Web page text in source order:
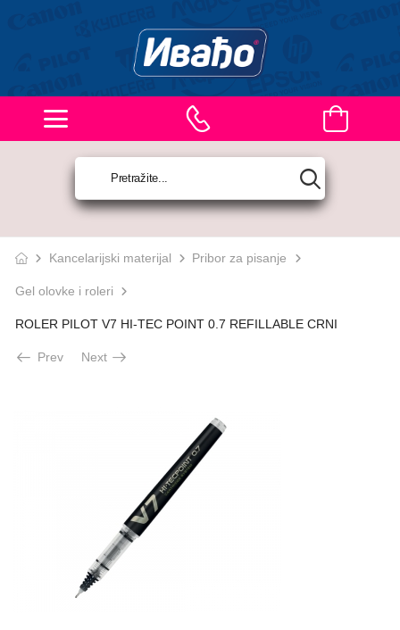
Kancelarijski materijal Pribor za pisanje
Gel olovke i roleri
ROLER PILOT V7 HI-TEC POINT 0.7 REFILLABLE CRNI
Prev Next